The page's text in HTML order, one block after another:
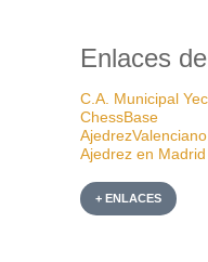
Enlaces
C.A. Municipal
ChessBase
Ajedrez en Madrid
+ ENLACES